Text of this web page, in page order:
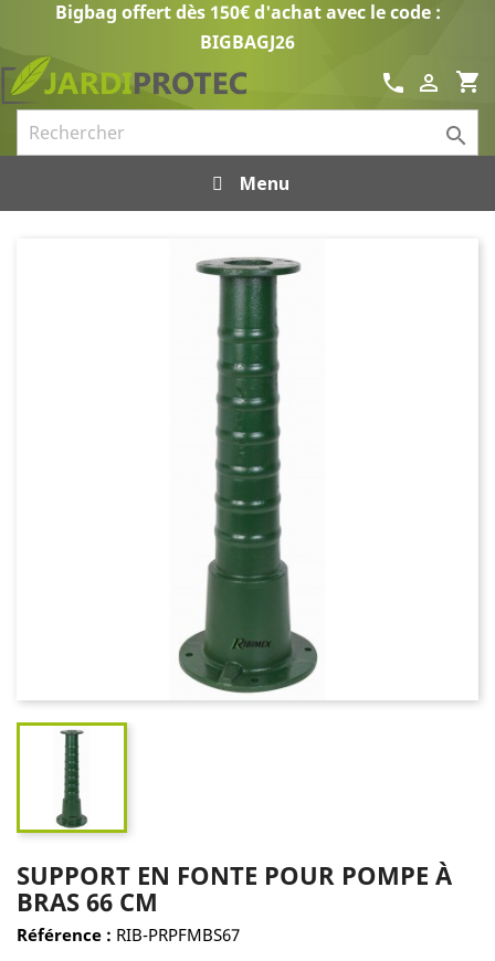
Bigbag offert dès 150€ d'achat avec le code :
BIGBAGJ26
shopping_cart

call

Menu
SUPPORT EN FONTE POUR POMPE À
BRAS 66 CM
Référence : RIB-PRPFMBS67